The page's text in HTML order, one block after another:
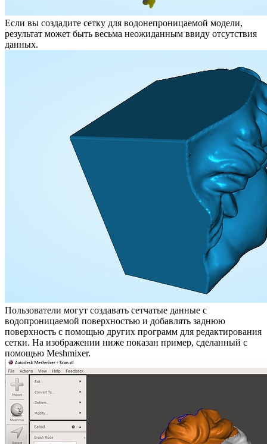
Если вы создадите сетку для водонепроницаемой модели,
результат может быть весьма неожиданным ввиду отсутствия
данных.
Пользователи могут создавать сетчатые данные с
водопроницаемой поверхностью и добавлять заднюю
поверхность с помощью других программ для редактирования
сетки. На изображении ниже показан пример, сделанный с
помощью Meshmixer.